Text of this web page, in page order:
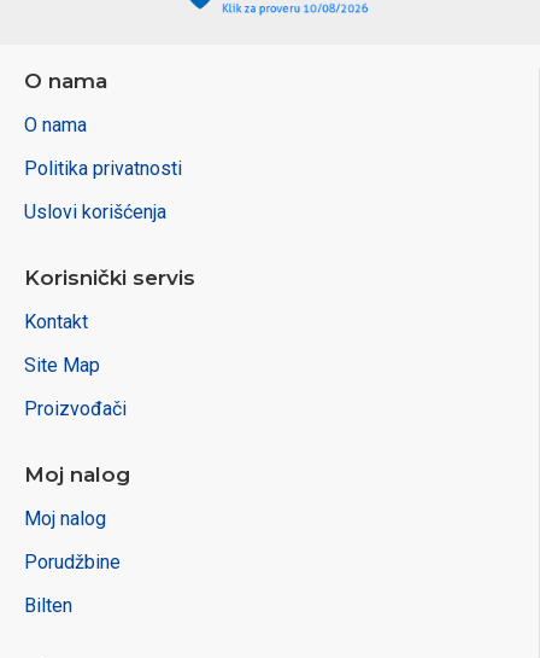
O nama
O nama
Politika privatnosti
Uslovi korišćenja
Korisnički servis
Kontakt
Site Map
Proizvođači
Moj nalog
Moj nalog
Porudžbine
Bilten